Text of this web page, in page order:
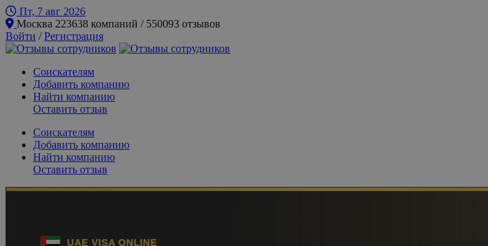
Пт, 7 авг 2026
Москва
223638 компаний / 550093 отзывов
Войти /Регистрация
Соискателям
Добавить компанию
Найти компанию
Оставить отзыв
Соискателям
Добавить компанию
Найти компанию
Оставить отзыв